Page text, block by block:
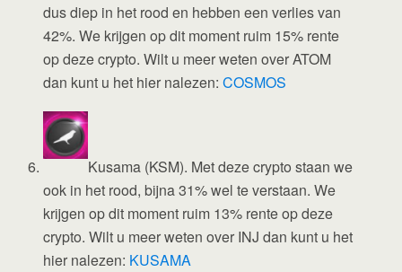
dus diep in het rood en hebben een verlies van
42%. We krijgen op dit moment ruim 15% rente
op deze crypto. Wilt u meer weten over ATOM
dan kunt u het hier nalezen:COSMOS
Kusama (KSM). Met deze crypto staan we
ook in het rood, bijna 31% wel te verstaan. We
krijgen op dit moment ruim 13% rente op deze
crypto. Wilt u meer weten over INJ dan kunt u het
hier nalezen: KUSAMA